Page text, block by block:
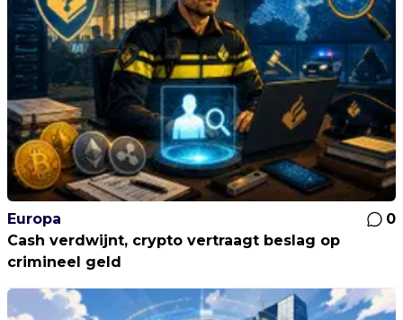
Europa
0
Cash verdwijnt, crypto vertraagt beslag op
crimineel geld